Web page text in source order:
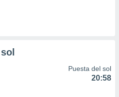
Puesta del sol
20:58